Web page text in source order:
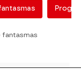
fantasmas